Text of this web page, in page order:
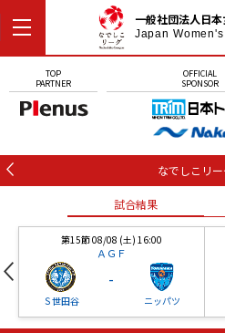
一般社団法人日
Japan
TOP
PARTNER
OFFICIAL
SPONSOR
なでしこリ
試合結果
第15節 08/08 (土) 16:00
ＡＧＦ
Ｓ世田谷
-
ニッパツ